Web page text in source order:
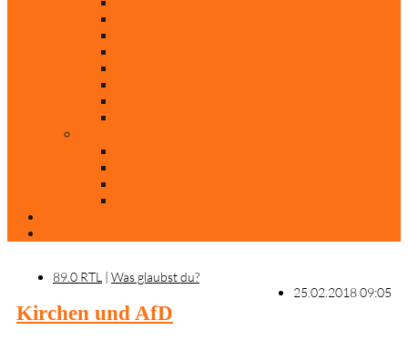
89.0 RTL | Was glaubst du?
25.02.2018 09:05
Kirchen und AfD